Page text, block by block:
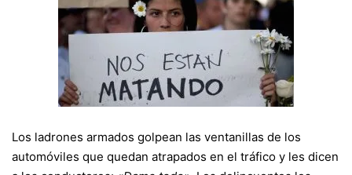
Los ladrones armados golpean las ventanillas de los
automóviles que quedan atrapados en el tráfico y les dicen